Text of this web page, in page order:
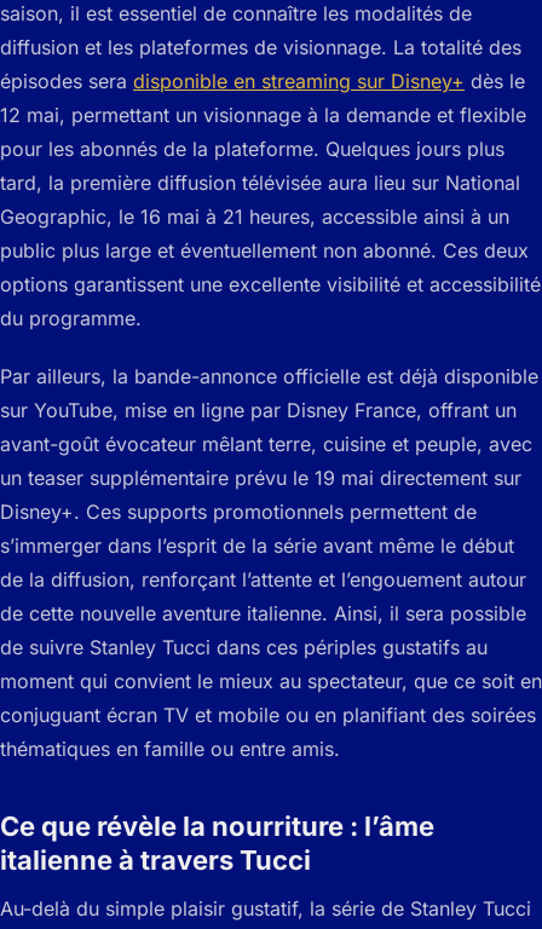
saison, il est essentiel de connaître les modalités de
diffusion et les plateformes de visionnage. La totalité des
épisodes sera disponible en streaming sur Disney+ dès le
12 mai, permettant un visionnage à la demande et flexible
pour les abonnés de la plateforme. Quelques jours plus
tard, la première diffusion télévisée aura lieu sur National
Geographic, le 16 mai à 21 heures, accessible ainsi à un
public plus large et éventuellement non abonné. Ces deux
options garantissent une excellente visibilité et accessibilité
du programme.
Par ailleurs, la bande-annonce officielle est déjà disponible
sur YouTube, mise en ligne par Disney France, offrant un
avant-goût évocateur mêlant terre, cuisine et peuple, avec
un teaser supplémentaire prévu le 19 mai directement sur
Disney+. Ces supports promotionnels permettent de
s’immerger dans l’esprit de la série avant même le début
de la diffusion, renforçant l’attente et l’engouement autour
de cette nouvelle aventure italienne. Ainsi, il sera possible
de suivre Stanley Tucci dans ces périples gustatifs au
moment qui convient le mieux au spectateur, que ce soit en
conjuguant écran TV et mobile ou en planifiant des soirées
thématiques en famille ou entre amis.
Ce que révèle la nourriture : l’âme
italienne à travers Tucci
Au-delà du simple plaisir gustatif, la série de Stanley Tucci